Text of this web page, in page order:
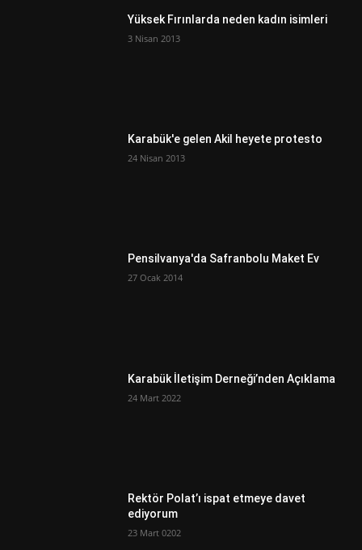
Yüksek Fırınlarda neden kadın isimleri
3 Nisan 2013
Karabük'e gelen Akil heyete protesto
24 Nisan 2013
Pensilvanya'da Safranbolu Maket Ev
27 Ocak 2014
Karabük İletişim Derneği’nden Açıklama
24 Mart 2022
Rektör Polat’ı ispat etmeye davet
ediyorum
23 Mart 0202